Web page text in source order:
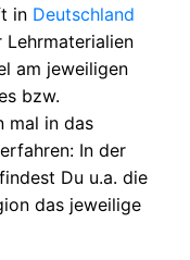
in Deutschland
Lehrmaterialien
am jeweiligen
bzw.
mal in das
In der
Du u.a. die
das jeweilige